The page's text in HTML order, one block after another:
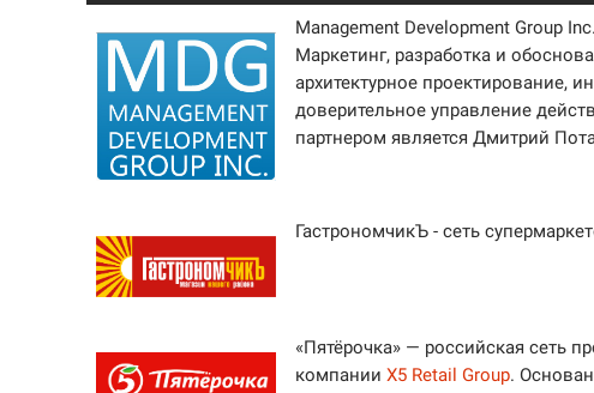
Management Development Group
Маркетинг, разработка и
архитектурное проектирование,
доверительное управление
партнером является Дмитрий
ГастрономчикЪ - сеть
«Пятёрочка» — российская сеть
компанииX5 Retail Group.